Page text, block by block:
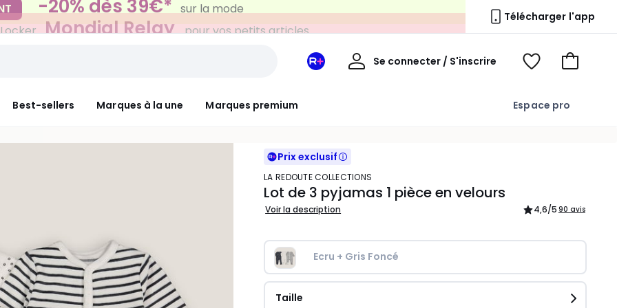
Mondial Relay pour vos petits articles Télécharger l'app
Best-sellers Marques à la une Marques premium Espace pro
Mon
Se connecter / S'inscrire
Mon
Voir
Voir
Prix exclusif
LA REDOUTE COLLECTIONS
Lot de 3 pyjamas 1 pièce en velours
Voir la description 4,6/5 90 avis
Ecru + Gris Foncé
Taille